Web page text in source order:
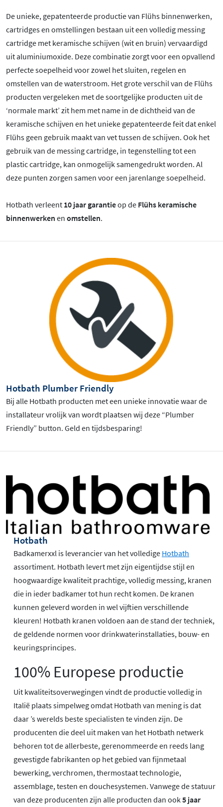
De unieke, gepatenteerde productie van Flühs binnenwerken,
cartridges en omstellingen bestaan uit een volledig messing
cartridge met keramische schijven (wit en bruin) vervaardigd
uit aluminiumoxide. Deze combinatie zorgt voor een opvallend
perfecte soepelheid voor zowel het sluiten, regelen en
omstellen van de waterstroom. Het grote verschil van de Flühs
producten vergeleken met de soortgelijke producten uit de
‘normale markt’ zit hem met name in de dichtheid van de
keramische schijven en het unieke gepatenteerde feit dat enkel
Flühs geen gebruik maakt van vet tussen de schijven. Ook het
gebruik van de messing cartridge, in tegenstelling tot een
plastic cartridge, kan onmogelijk samengedrukt worden. Al
deze punten zorgen samen voor een jarenlange soepelheid.
Hotbath verleent 10 jaar garantieop de Flühs keramische
binnenwerken en omstellen.
Hotbath Plumber Friendly
Bij alle Hotbath producten met een unieke innovatie waar de
installateur vrolijk van wordt plaatsen wij deze “Plumber
Friendly” button. Geld en tijdsbesparing!
Hotbath
Badkamerxxl is leverancier van het volledige Hotbath
assortiment. Hotbath levert met zijn eigentijdse stijl en
hoogwaardige kwaliteit prachtige, volledig messing, kranen
die in ieder badkamer tot hun recht komen. De kranen
kunnen geleverd worden in wel vijftien verschillende
kleuren! Hotbath kranen voldoen aan de stand der techniek,
de geldende normen voor drinkwaterinstallaties, bouw- en
keuringsprincipes.
100% Europese productie
Uit kwaliteitsoverwegingen vindt de productie volledig in
Italië plaats simpelweg omdat Hotbath van mening is dat
daar ’s werelds beste specialisten te vinden zijn. De
producenten die deel uit maken van het Hotbath netwerk
behoren tot de allerbeste, gerenommeerde en reeds lang
gevestigde fabrikanten op het gebied van fijnmetaal
bewerking, verchromen, thermostaat technologie,
assemblage, testen en douchesystemen. Vanwege de statuur
van deze producenten zijn alle producten dan ook5 jaar